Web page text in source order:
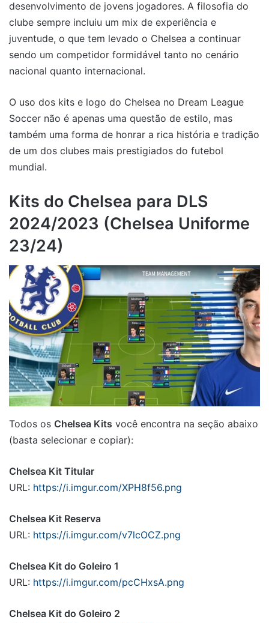
desenvolvimento de jovens jogadores. A filosofia do
clube sempre incluiu um mix de experiência e
juventude, o que tem levado o Chelsea a continuar
sendo um competidor formidável tanto no cenário
nacional quanto internacional.
O uso dos kits e logo do Chelsea no Dream League
Soccer não é apenas uma questão de estilo, mas
também uma forma de honrar a rica história e tradição
de um dos clubes mais prestigiados do futebol
mundial.
Kits do Chelsea para DLS
2024/2023 (Chelsea Uniforme
23/24)
Todos os Chelsea Kits você encontra na seção abaixo
(basta selecionar e copiar):
Chelsea Kit Titular
URL: https://i.imgur.com/XPH8f56.png
Chelsea Kit Reserva
URL: https://i.imgur.com/v7lcOCZ.png
Chelsea Kit do Goleiro 1
URL: https://i.imgur.com/pcCHxsA.png
Chelsea Kit do Goleiro 2